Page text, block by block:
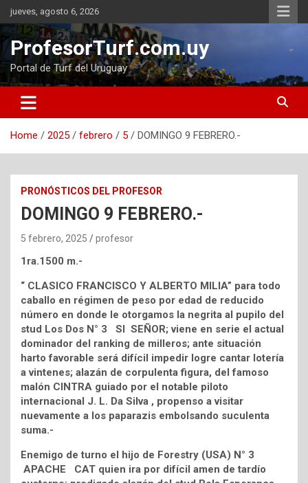
Skip
to
content
jueves, agosto 6, 2026
ProfesorTurf.com.uy
Portal de Turf del Uruguay
Home 2025 febrero 5 DOMINGO 9 FEBRERO.-
PRONÓSTICOS DEL PROFESOR
DOMINGO 9 FEBRERO.-
5 febrero, 2025 profesor
1ra.1500 m.-
“ CLASICO FRANCISCO Y ALBERTO MILIA” para todo
caballo en régimen de peso por edad de reducido
número en donde le otorgamos la negrita al pupilo del
stud Los Dos N° 3 SI SEÑOR; viene en serie el actual
dominador del ranking de milleros; ante situación
harto favorable será difícil impedir logre cantar lotería
a vintenes; alazán de corpulenta figura, del famoso
malón CINTRA guiado por el notable piloto
internacional J. L. Da Silva , propenso a visitar
nuevamente a los paparazis embolsando suculenta
suma.-
Enemigo de turno el hijo de Forestry (USA) N° 3
APACHE CAT quien ira por difícil amen de tardío